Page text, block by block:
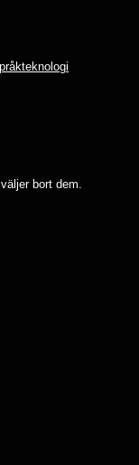
bort dem.